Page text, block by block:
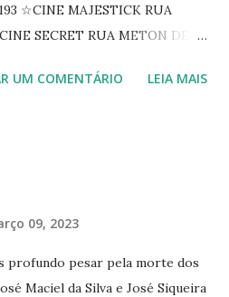
☆CINE MAJESTICK RUA
SECRET RUA METON DE
RUA FLORIANO PEIXOTO 1206
DE MAIO 825 ☆CINE ECLIPSE
UM COMENTÁRIO LEIA MAIS
09, 2023
profundo pesar pela morte dos
Maciel da Silva e José Siqueira